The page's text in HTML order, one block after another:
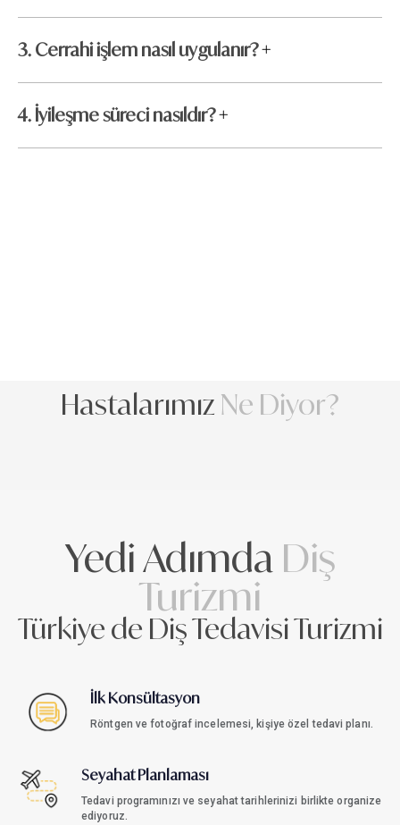
3. Cerrahi işlem nasıl uygulanır?
4. İyileşme süreci nasıldır?
Hastalarımız Ne Diyor?
Yedi Adımda Diş
Turizmi
Türkiye de Diş Tedavisi Turizmi
İlk Konsültasyon
Röntgen ve fotoğraf incelemesi, kişiye özel tedavi planı.
Seyahat Planlaması
Tedavi programınızı ve seyahat tarihlerinizi birlikte organize
ediyoruz.